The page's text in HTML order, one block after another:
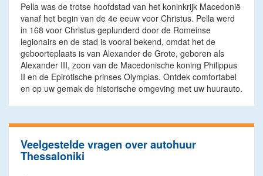
Pella was de trotse hoofdstad van het koninkrijk Macedonië
vanaf het begin van de 4e eeuw voor Christus. Pella werd
in 168 voor Christus geplunderd door de Romeinse
legionairs en de stad is vooral bekend, omdat het de
geboorteplaats is van Alexander de Grote, geboren als
Alexander III, zoon van de Macedonische koning Philippus
II en de Epirotische prinses Olympias. Ontdek comfortabel
en op uw gemak de historische omgeving met uw huurauto.
Veelgestelde vragen over autohuur
Thessaloniki